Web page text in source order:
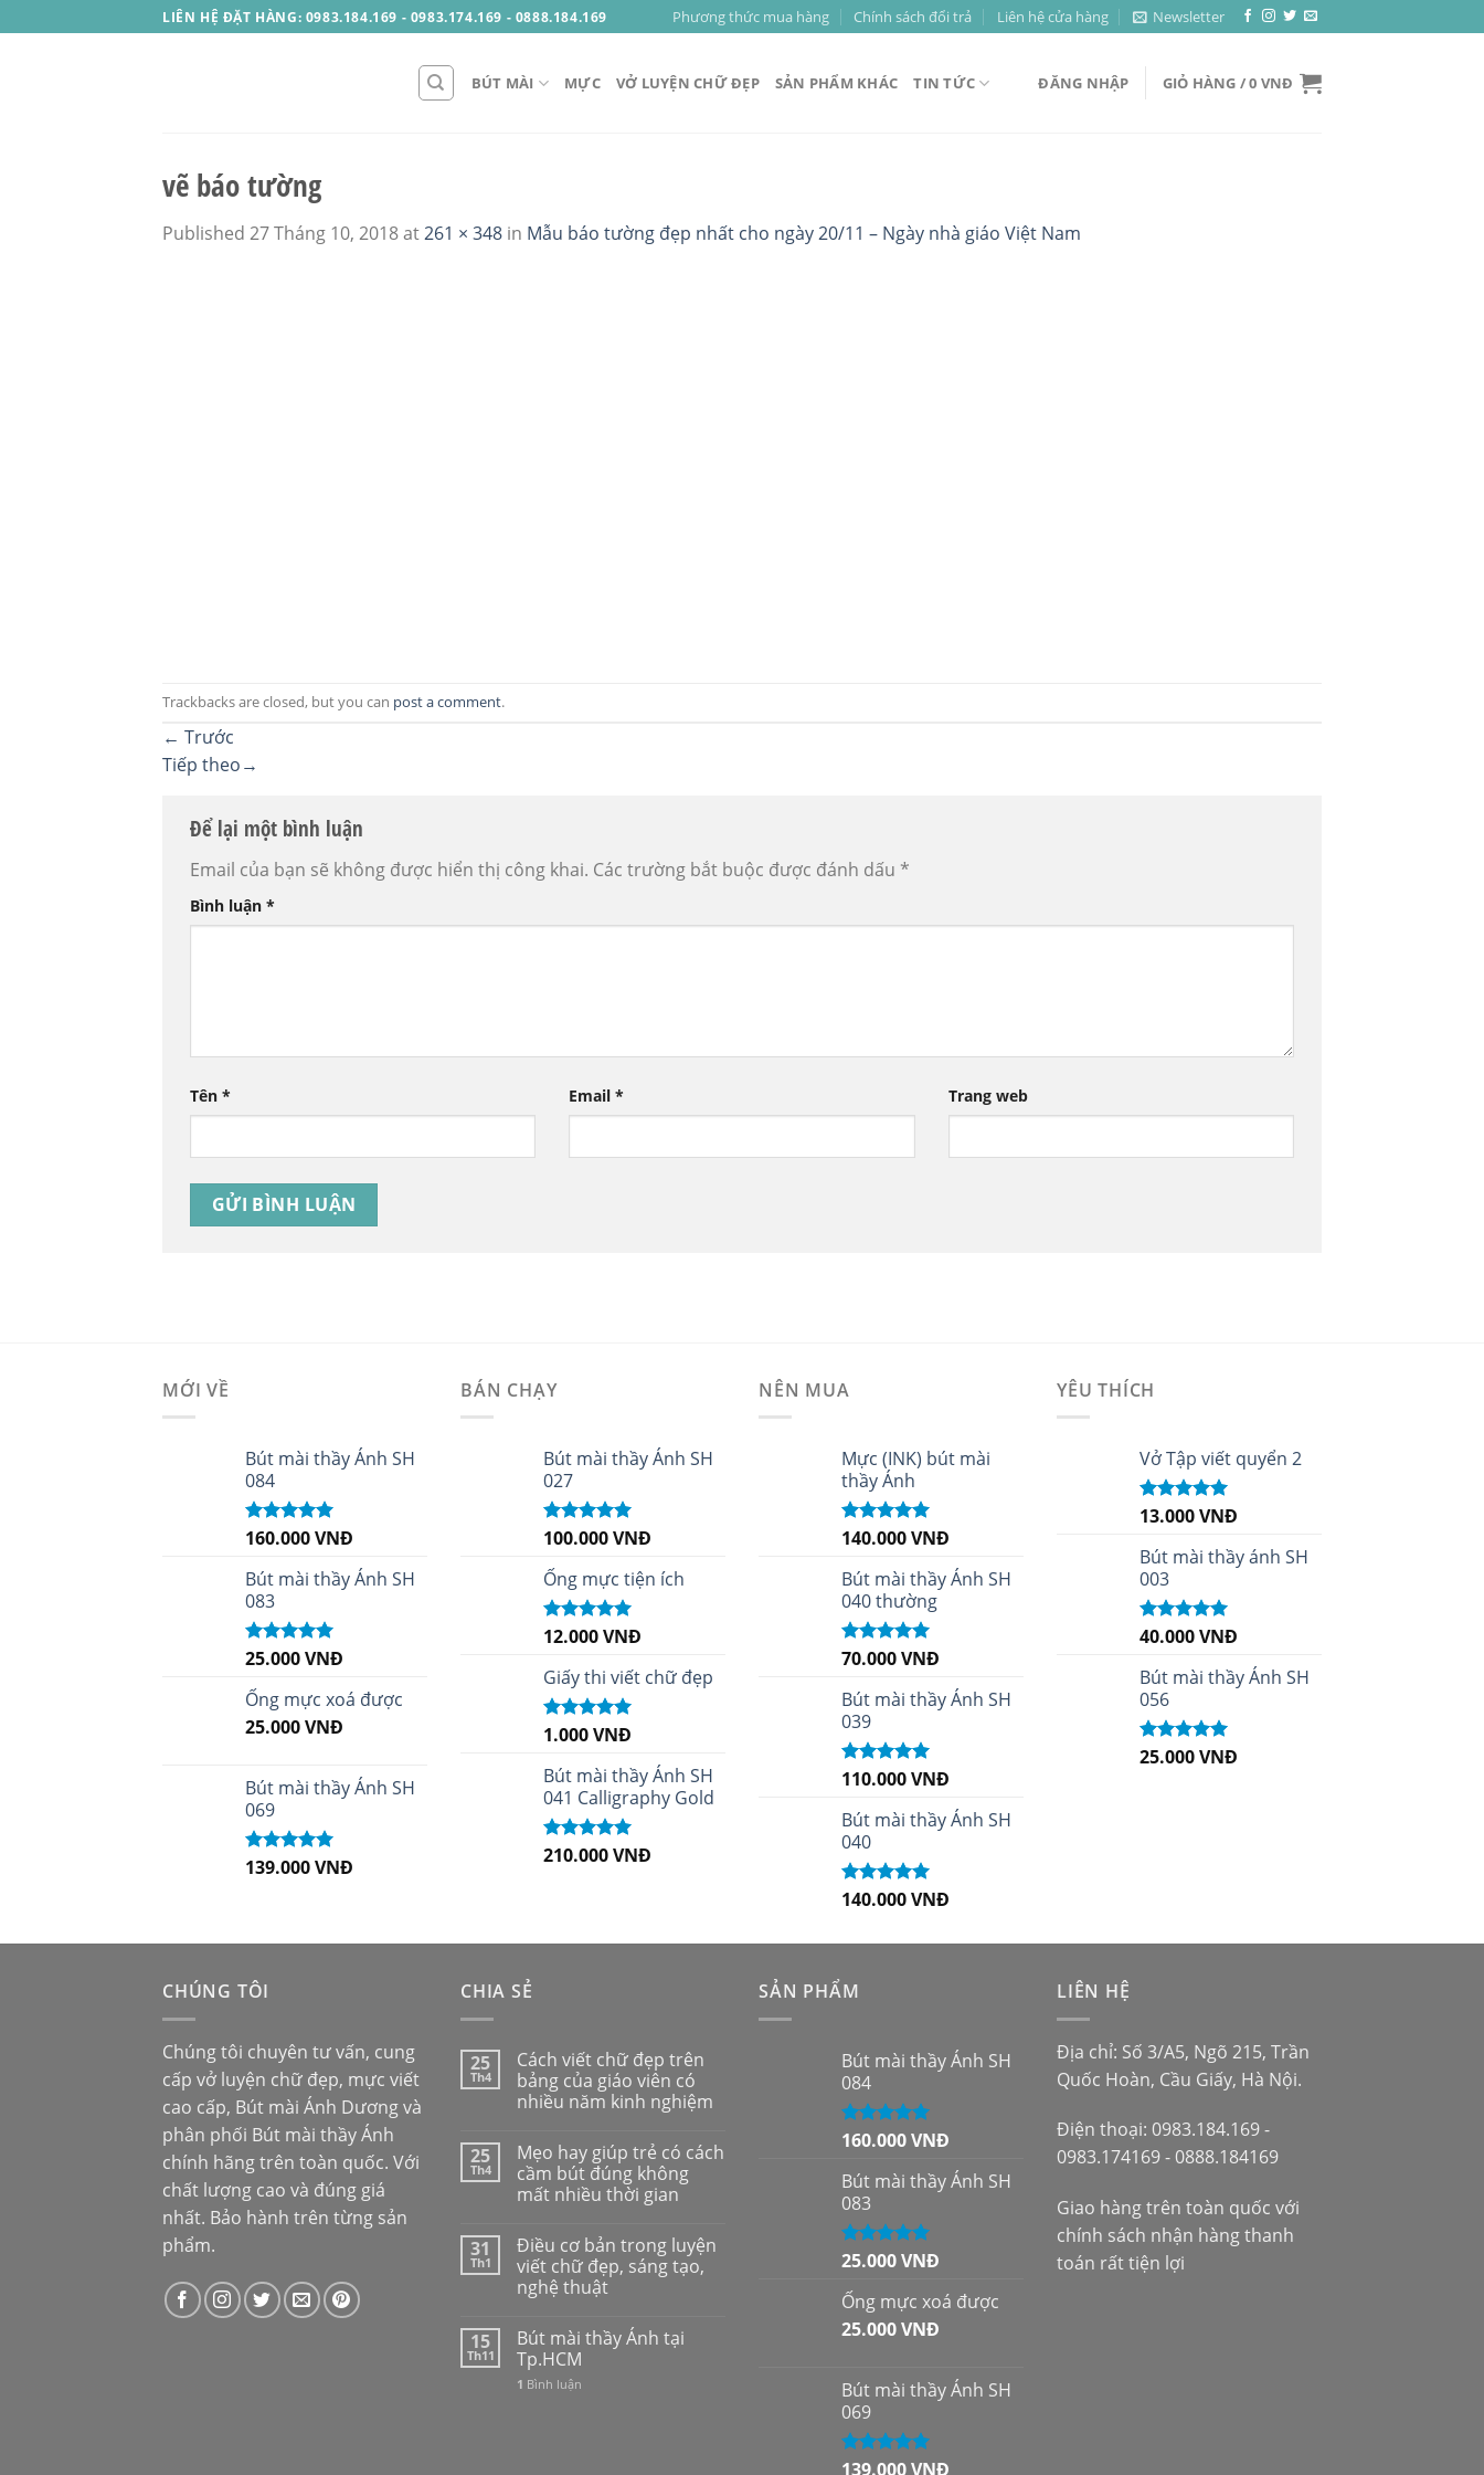
to
LIÊN HỆ ĐẶT HÀNG: 0983.184.169 - 0983.174.169 - 0888.184.169 Phương thức mua hàng Chính sách đổi trả Liên hệ cửa hàng Newsletter
BÚT MÀI MỰC VỞ LUYỆN CHỮ ĐẸP SẢN PHẨM KHÁC TIN TỨC ĐĂNG NHẬP GIỎ HÀNG /0 VNĐ
vẽ báo tường
Published 27 Tháng 10, 2018at261 × 348 in Mẫu báo tường đẹp nhất cho ngày 20/11 – Ngày nhà giáo Việt Nam
Trackbacks are closed, but you can post a comment.
← Trước
Tiếp theo→
Để lại một bình luận
Email của bạn sẽ không được hiển thị công khai. Các trường bắt buộc được đánh dấu *
Bình luận *
Tên * Email* Trang web
MỚI VỀ
Bút mài thầy Ánh SH
084
Được xếp
sao
160.000VNĐ
Bút mài thầy Ánh SH
083
Được xếp
sao
25.000VNĐ
Ống mực xoá được
25.000VNĐ
Bút mài thầy Ánh SH
069
Được xếp
139.000VNĐ
BÁN CHẠY
Bút mài thầy Ánh SH
027
Được xếp
sao
100.000VNĐ
Ống mực tiện ích
Được xếp
sao
12.000VNĐ
Giấy thi viết chữ đẹp
Được xếp
sao
1.000VNĐ
Bút mài thầy Ánh SH
041 Calligraphy Gold
Được xếp
210.000VNĐ
NÊN MUA
Mực (INK) bút mài
thầy Ánh
Được xếp
sao
140.000VNĐ
Bút mài thầy Ánh SH
040 thường
Được xếp
sao
70.000VNĐ
Bút mài thầy Ánh SH
039
Được xếp
sao
110.000VNĐ
Bút mài thầy Ánh SH
040
Được xếp
140.000VNĐ
YÊU THÍCH
Vở Tập viết quyển 2
Được xếp
sao
13.000VNĐ
Bút mài thầy ánh SH
003
Được xếp
sao
40.000VNĐ
Bút mài thầy Ánh SH
056
Được xếp
25.000VNĐ
CHÚNG TÔI
Chúng tôi chuyên tư vấn, cung
cấp vở luyện chữ đẹp, mực viết
cao cấp, Bút mài Ánh Dươngvà
phân phối Bút mài thầy Ánh
chính hãng trên toàn quốc. Với
chất lượng cao và đúng giá
nhất. Bảo hành trên từng sản
phẩm.
CHIA SẺ
25
Th4
Cách viết chữ đẹp trên
bảng của giáo viên có
nhiều năm kinh nghiệm
25
Th4
Mẹo hay giúp trẻ có cách
cầm bút đúng không
mất nhiều thời gian
31
Th1
Điều cơ bản trong luyện
viết chữ đẹp, sáng tạo,
nghệ thuật
15
Th11
Bút mài thầy Ánh tại
Tp.HCM
1 Bình luận
SẢN PHẨM
Bút mài thầy Ánh SH
084
Được xếp
sao
160.000VNĐ
Bút mài thầy Ánh SH
083
Được xếp
sao
25.000VNĐ
Ống mực xoá được
25.000VNĐ
Bút mài thầy Ánh SH
069
Được xếp
139.000VNĐ
LIÊN HỆ
Địa chỉ: Số 3/A5, Ngõ 215, Trần
Quốc Hoàn, Cầu Giấy, Hà Nội.
Điện thoại: 0983.184.169 -
0983.174169 - 0888.184169
Giao hàng trên toàn quốc với
chính sách nhận hàng thanh
toán rất tiện lợi